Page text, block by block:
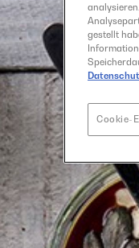
gestellt
Cookie-